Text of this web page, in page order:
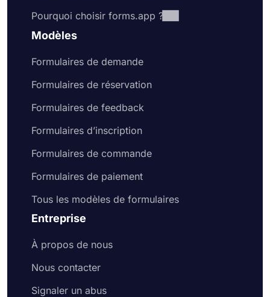
Pourquoi choisir forms.app ?
Modèles
Formulaires de demande
Formulaires de réservation
Formulaires de feedback
Formulaires d’inscription
Formulaires de commande
Formulaires de paiement
Tous les modèles de formulaires
Entreprise
À propos de nous
Nous contacter
Signaler un abus